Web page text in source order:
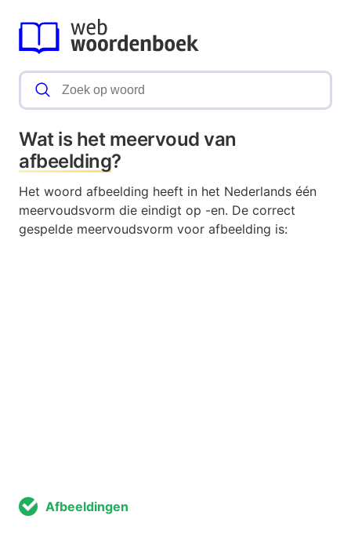
Wat is het meervoud van
afbeelding?
Het woord afbeelding heeft in het Nederlands één
meervoudsvorm die eindigt op -en. De correct
gespelde meervoudsvorm voor afbeelding is:
Afbeeldingen